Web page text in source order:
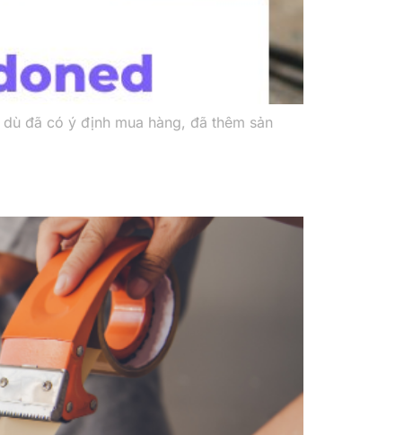
đã có ý định mua hàng, đã thêm sản